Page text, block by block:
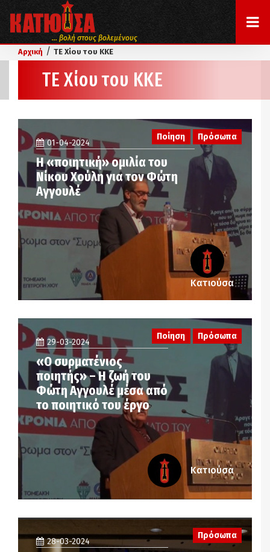
... βολή στους βολεμένους
Αρχική / ΤΕ Χίου του ΚΚΕ
ΤΕ Χίου του ΚΚΕ
Ποίηση Πρόσωπα
01-04-2024
Η «ποιητική» ομιλία του
Νίκου Χούλη για τον Φώτη
Αγγουλέ
Κατιούσα
29-03-2024
«Ο συρματένιος
ποιητής» – Η ζωή του
Φώτη Αγγουλέ μέσα από
το ποιητικό του έργο
Ποίηση Πρόσωπα
Κατιούσα
28-03-2024
Πρόσωπα